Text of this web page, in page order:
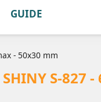
GUIDE
- 50x30 mm
S-827 -